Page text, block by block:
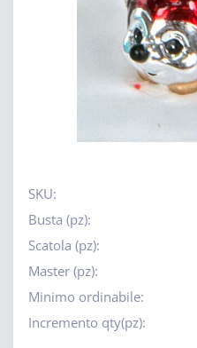
SKU:
Busta (pz):
Scatola (pz):
Master (pz):
Minimo ordinabile:
Incremento qty(pz):